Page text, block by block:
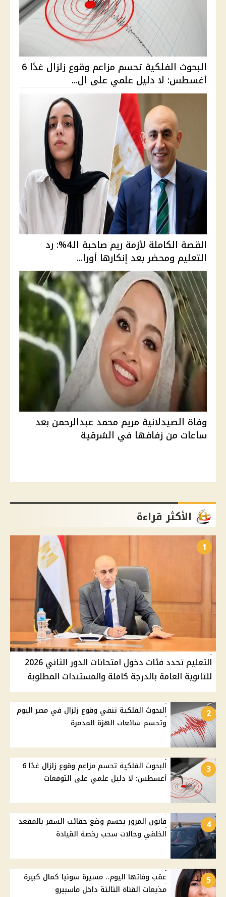
البحوث الفلكية تحسم مزاعم وقوع زلزال غدًا 6
أغسطس: لا دليل علمي على ال...
القصة الكاملة لأزمة ريم صاحبة الـ4%: رد
التعليم ومحضر بعد إنكارها أورا...
وفاة الصيدلانية مريم محمد عبدالرحمن بعد
ساعات من زفافها في الشرقية
الأكثر قراءة
1
التعليم تحدد فئات دخول امتحانات الدور الثاني 2026
للثانوية العامة بالدرجة كاملة والمستندات المطلوبة
2
البحوث الفلكية تنفي وقوع زلزال في مصر اليوم
وتحسم شائعات الهزة المدمرة
3
البحوث الفلكية تحسم مزاعم وقوع زلزال غدًا 6
أغسطس: لا دليل علمي على التوقعات
4
قانون المرور يحسم وضع حقائب السفر بالمقعد
الخلفي وحالات سحب رخصة القيادة
5
عقب وفاتها اليوم.. مسيرة سونيا كمال كبيرة
مذيعات القناة الثالثة داخل ماسبيرو